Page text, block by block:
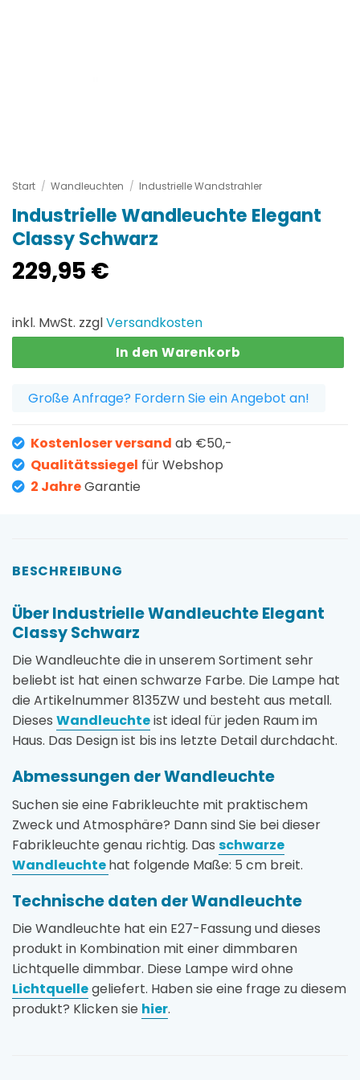
Start / Wandleuchten / Industrielle Wandstrahler
Industrielle Wandleuchte Elegant
Classy Schwarz
229,95 €
inkl. MwSt. zzglVersandkosten
In den Warenkorb
Große Anfrage? Fordern Sie ein Angebot an!
Kostenloser versand ab €50,-
Qualitätssiegel für Webshop
2 JahreGarantie
BESCHREIBUNG
Über Industrielle Wandleuchte Elegant
Classy Schwarz
Die Wandleuchte die in unserem Sortiment sehr
beliebt ist hat einen schwarze Farbe. Die Lampe hat
die Artikelnummer 8135ZW und besteht aus metall.
Dieses Wandleuchteist ideal für jeden Raum im
Haus. Das Design ist bis ins letzte Detail durchdacht.
Abmessungen der Wandleuchte
Suchen sie eine Fabrikleuchte mit praktischem
Zweck und Atmosphäre? Dann sind Sie bei dieser
Fabrikleuchte genau richtig. Das schwarze
Wandleuchtehat folgende Maße: 5 cm breit.
Technische daten der Wandleuchte
Die Wandleuchte hat ein E27-Fassung und dieses
produkt in Kombination mit einer dimmbaren
Lichtquelle dimmbar. Diese Lampe wird ohne
Lichtquellegeliefert. Haben sie eine frage zu diesem
produkt? Klicken sie hier.